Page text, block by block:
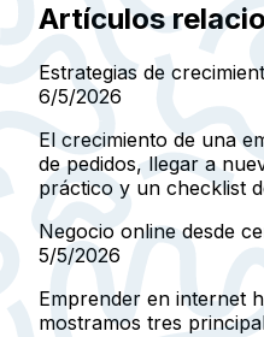
Artículos
Estrategias de
6/5/2026
El crecimiento de una
de pedidos, llegar a
práctico y un checklist
Negocio online desde
5/5/2026
Emprender en internet
mostramos tres